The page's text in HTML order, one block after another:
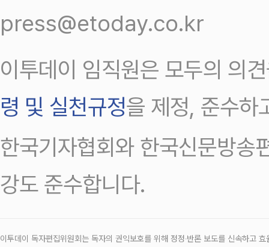
press@etoday.co.kr
이투데이 임직원은 모두의 의
령 및 실천규정을 제정, 준수하
한국기자협회와 한국신문방송
강도 준수합니다.
이투데이 독자편집위원회는 독자의 권익보호를 위해 정정‧반론 보도를 신속하고